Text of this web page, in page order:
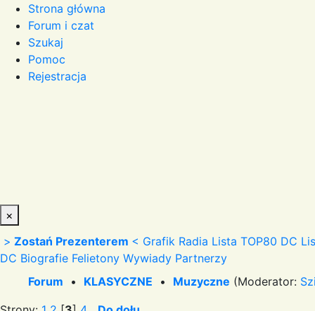
Strona główna
Forum i czat
Szukaj
Pomoc
Rejestracja
×
> Zostań Prezenterem < Grafik Radia Lista TOP80 DC
DC Biografie Felietony Wywiady Partnerzy
Forum • KLASYCZNE • Muzyczne (Moderator: